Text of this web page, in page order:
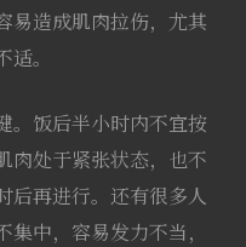
易造成肌肉拉伤，尤其
。
。饭后半小时内不宜按
肉处于紧张状态，也不
后再进行。还有很多人
中，容易发力不当，